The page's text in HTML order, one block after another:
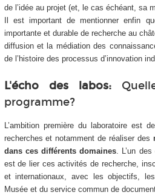
de l’idée au projet (et, le cas échéant, sa
Il est important de mentionner enfin
importante et durable de recherche au
diffusion et la médiation des
de l’histoire des processus d’innovation
L'écho des labos:
programme?
L’ambition première du laboratoire est
recherches et notamment de réaliser des
dans ces différents domaines. L’un
est de lier ces activités de recherche,
et internationaux, avec les objectifs,
Musée et du service commun de